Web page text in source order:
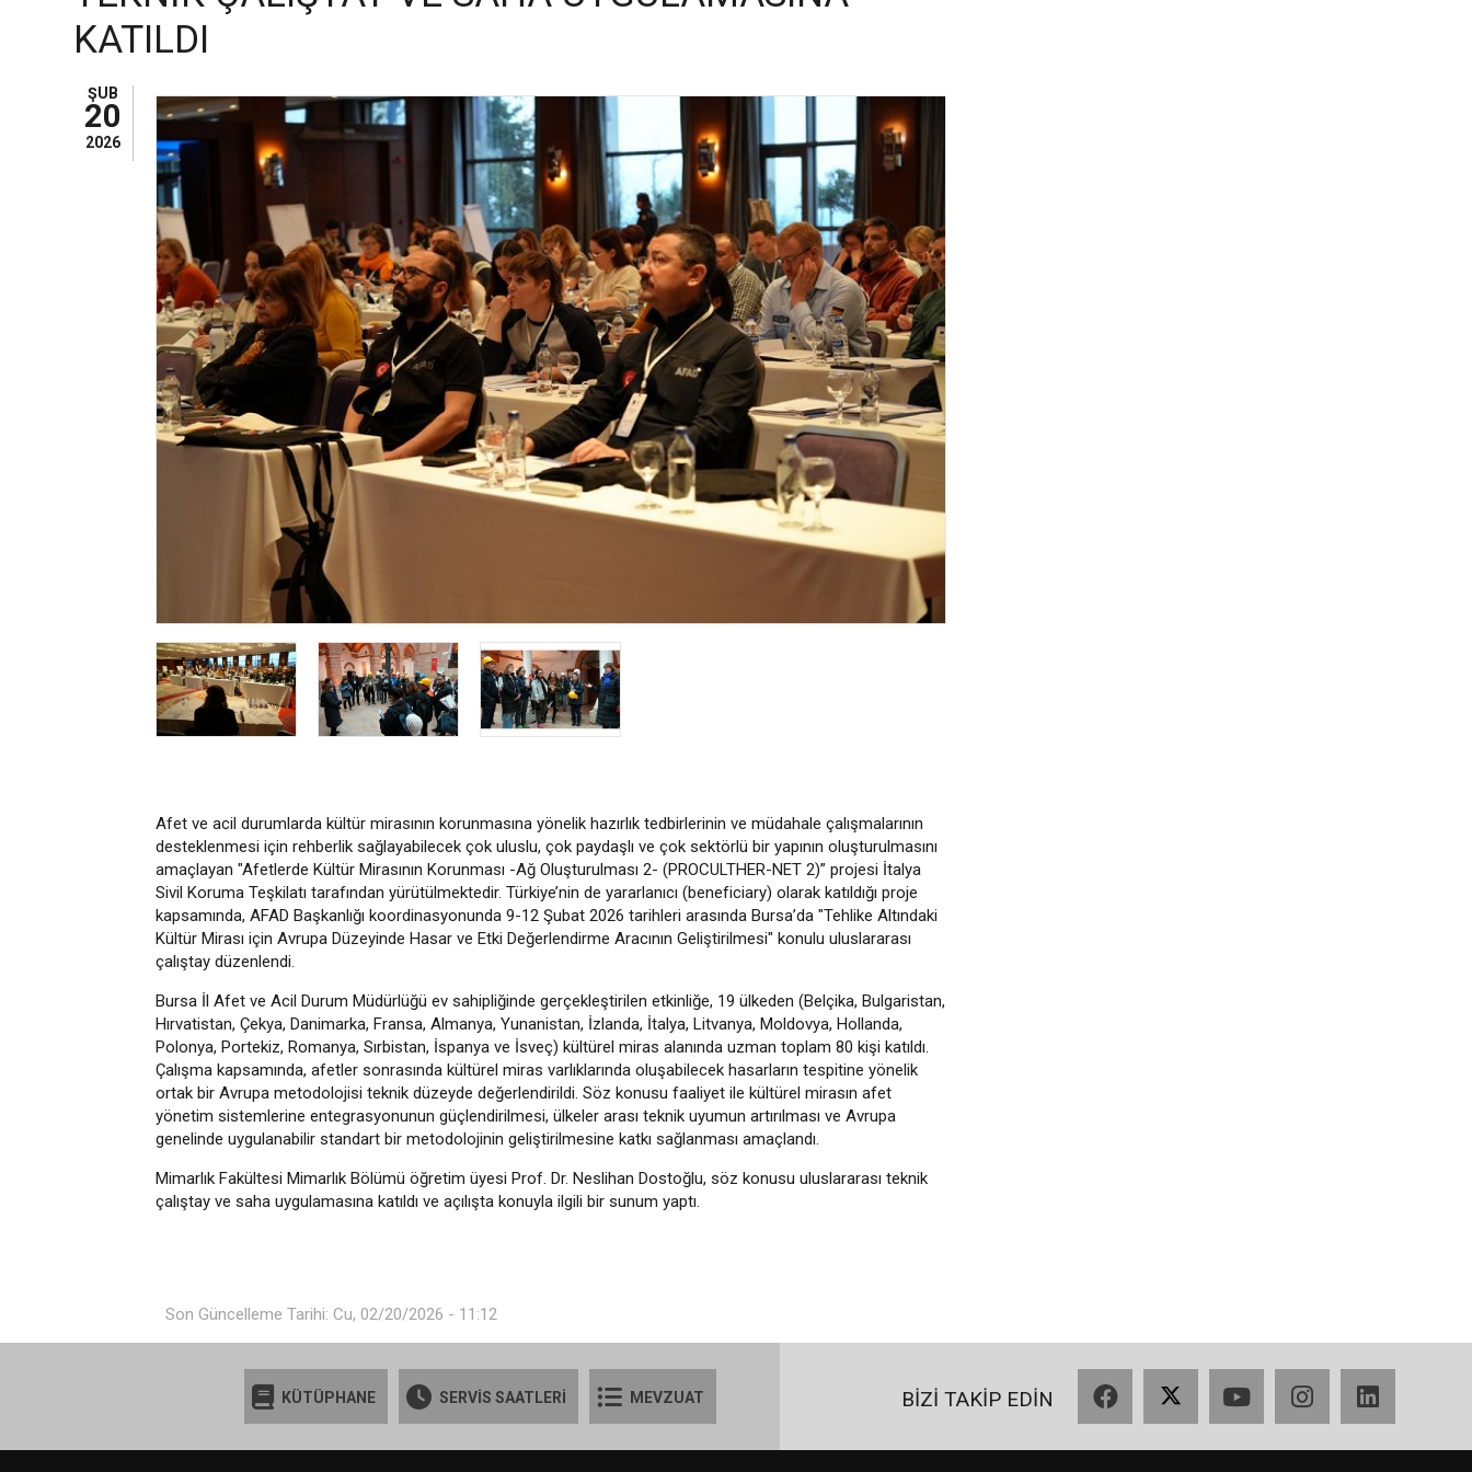
KATILDI
ŞUB
20
2026
Afet ve acil durumlarda kültür mirasının korunmasına yönelik hazırlık tedbirlerinin ve müdahale çalışmalarının
desteklenmesi için rehberlik sağlayabilecek çok uluslu, çok paydaşlı ve çok sektörlü bir yapının oluşturulmasını
amaçlayan "Afetlerde Kültür Mirasının Korunması -Ağ Oluşturulması 2- (PROCULTHER-NET 2)” projesi İtalya
Sivil Koruma Teşkilatı tarafından yürütülmektedir. Türkiye’nin de yararlanıcı (beneficiary) olarak katıldığı proje
kapsamında, AFAD Başkanlığı koordinasyonunda 9-12 Şubat 2026 tarihleri arasında Bursa’da "Tehlike Altındaki
Kültür Mirası için Avrupa Düzeyinde Hasar ve Etki Değerlendirme Aracının Geliştirilmesi" konulu uluslararası
çalıştay düzenlendi.
Bursa İl Afet ve Acil Durum Müdürlüğü ev sahipliğinde gerçekleştirilen etkinliğe, 19 ülkeden (Belçika, Bulgaristan,
Hırvatistan, Çekya, Danimarka, Fransa, Almanya, Yunanistan, İzlanda, İtalya, Litvanya, Moldovya, Hollanda,
Polonya, Portekiz, Romanya, Sırbistan, İspanya ve İsveç) kültürel miras alanında uzman toplam 80 kişi katıldı.
Çalışma kapsamında, afetler sonrasında kültürel miras varlıklarında oluşabilecek hasarların tespitine yönelik
ortak bir Avrupa metodolojisi teknik düzeyde değerlendirildi. Söz konusu faaliyet ile kültürel mirasın afet
yönetim sistemlerine entegrasyonunun güçlendirilmesi, ülkeler arası teknik uyumun artırılması ve Avrupa
genelinde uygulanabilir standart bir metodolojinin geliştirilmesine katkı sağlanması amaçlandı.
Mimarlık Fakültesi Mimarlık Bölümü öğretim üyesi Prof. Dr. Neslihan Dostoğlu, söz konusu uluslararası teknik
çalıştay ve saha uygulamasına katıldı ve açılışta konuyla ilgili bir sunum yaptı.
Son Güncelleme Tarihi: Cu, 02/20/2026 - 11:12
KÜTÜPHANE SERVİS SAATLERİ MEVZUAT BİZİ TAKİP EDİN